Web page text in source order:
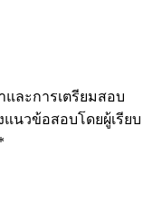
ละการเตรียมสอบ
แนวข้อสอบโดยผู้เรียบ